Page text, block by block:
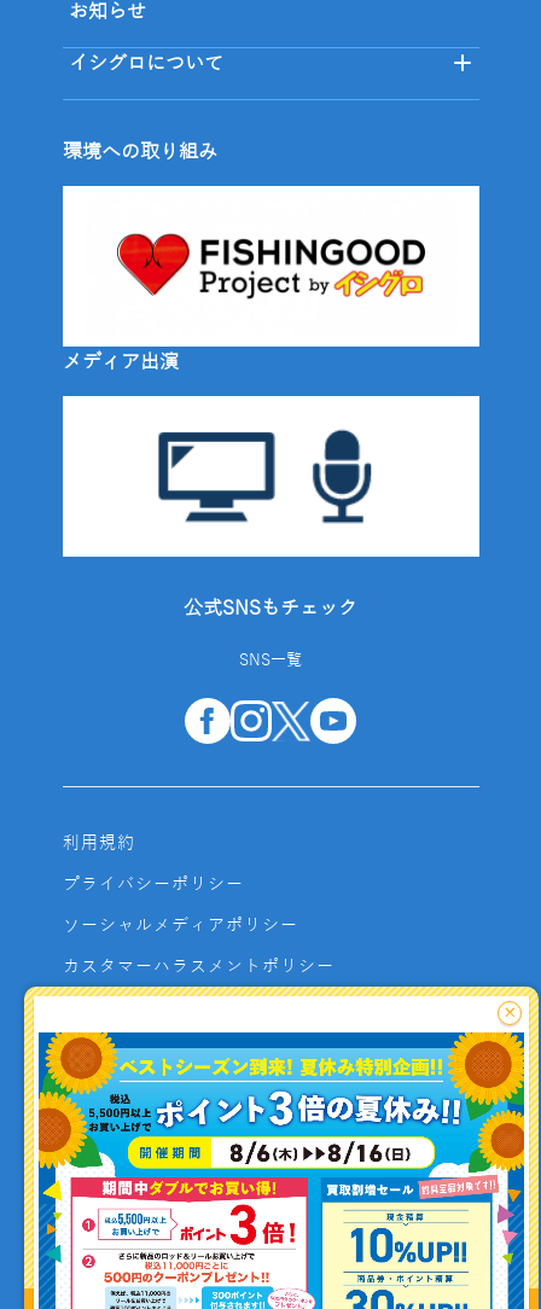
釣り情報を
投稿する
お知らせ
イシグロについて
環境への取り組み
メディア出演
公式SNSもチェック
SNS一覧
利用規約
プライバシーポリシー
ソーシャルメディアポリシー
カスタマーハラスメントポリシー
よくあるご質問
お問い合わせ
利用者資金の保全方法
×